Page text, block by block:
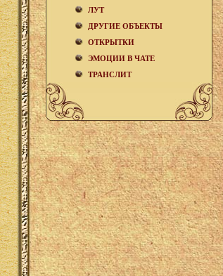
ЛУТ
ДРУГИЕ ОБЪЕКТЫ
ОТКРЫТКИ
ЭМОЦИИ В ЧАТЕ
ТРАНСЛИТ